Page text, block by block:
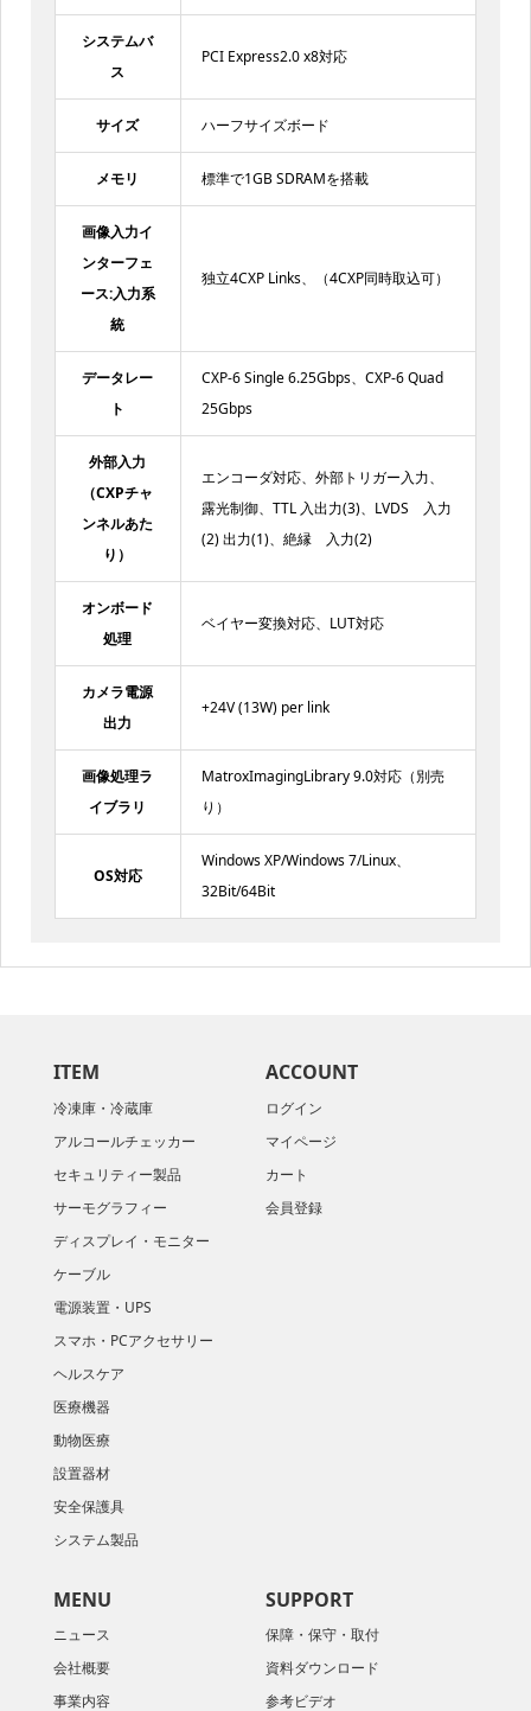
システムバ
ス
PCI Express2.0 x8対応
サイズ ハーフサイズボード
メモリ 標準で1GB SDRAMを搭載
画像入力イ
ンターフェ
ース:入力系
統
独立4CXP Links、（4CXP同時取込可）
データレー
ト
CXP-6 Single 6.25Gbps、CXP-6 Quad
25Gbps
外部入力
（CXPチャ
ンネルあた
り）
エンコーダ対応、外部トリガー入力、
露光制御、TTL 入出力(3)、LVDS 入力
(2) 出力(1)、絶縁 入力(2)
オンボード
処理
ベイヤー変換対応、LUT対応
カメラ電源
出力
+24V (13W) per link
画像処理ラ
イブラリ
MatroxImagingLibrary 9.0対応（別売
り）
OS対応
Windows XP/Windows 7/Linux、
32Bit/64Bit
ITEM
冷凍庫・冷蔵庫
アルコールチェッカー
セキュリティー製品
サーモグラフィー
ディスプレイ・モニター
ケーブル
電源装置・UPS
スマホ・PCアクセサリー
ヘルスケア
医療機器
動物医療
設置器材
安全保護具
システム製品
ACCOUNT
ログイン
マイページ
カート
会員登録
MENU
ニュース
会社概要
​事業内容
SUPPORT
保障・保守・取付
資料ダウンロード
参考ビデオ